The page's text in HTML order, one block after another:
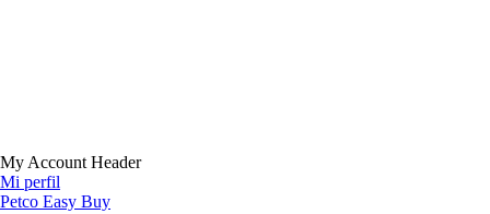
My Account Header
Mi perfil
Petco Easy Buy